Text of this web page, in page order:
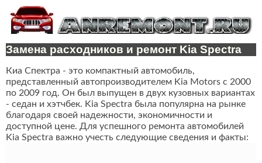
Замена расходников и ремонт Kia Spectra
Киа Спектра - это компактный автомобиль,
представленный автопроизводителем Kia Motors с 2000
по 2009 год. Он был выпущен в двух кузовных вариантах
- седан и хэтчбек. Kia Spectra была популярна на рынке
благодаря своей надежности, экономичности и
доступной цене. Для успешного ремонта автомобилей
Kia Spectra важно учесть следующие сведения и факты: